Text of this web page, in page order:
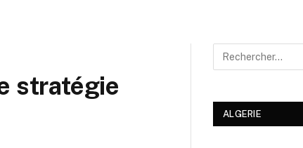
stratégie
ALGERIE